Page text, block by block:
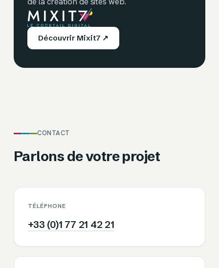
Découvrir Mixit7 ↗
CONTACT
Parlons de votre projet
TÉLÉPHONE
+33 (0)1 77 21 42 21